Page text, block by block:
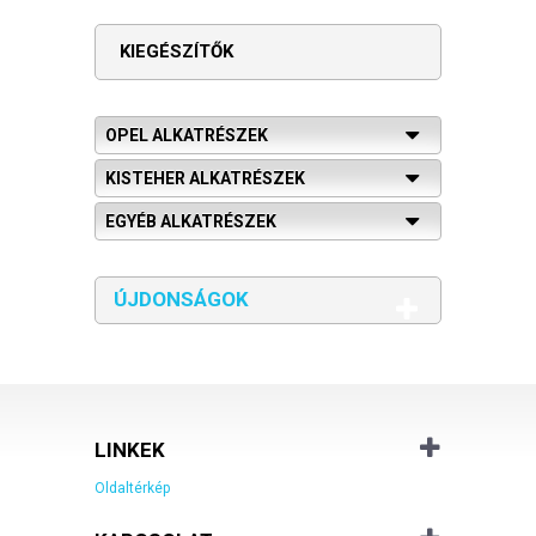
KIEGÉSZÍTŐK
OPEL ALKATRÉSZEK
KISTEHER ALKATRÉSZEK
EGYÉB ALKATRÉSZEK
ÚJDONSÁGOK
LINKEK
Oldaltérkép